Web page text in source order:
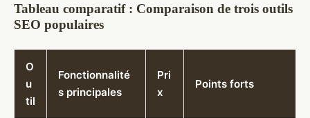
Tableau comparatif : Comparaison de trois outils
SEO populaires
O
u
til
Fonctionnalité
s principales
Pri
x
Points forts